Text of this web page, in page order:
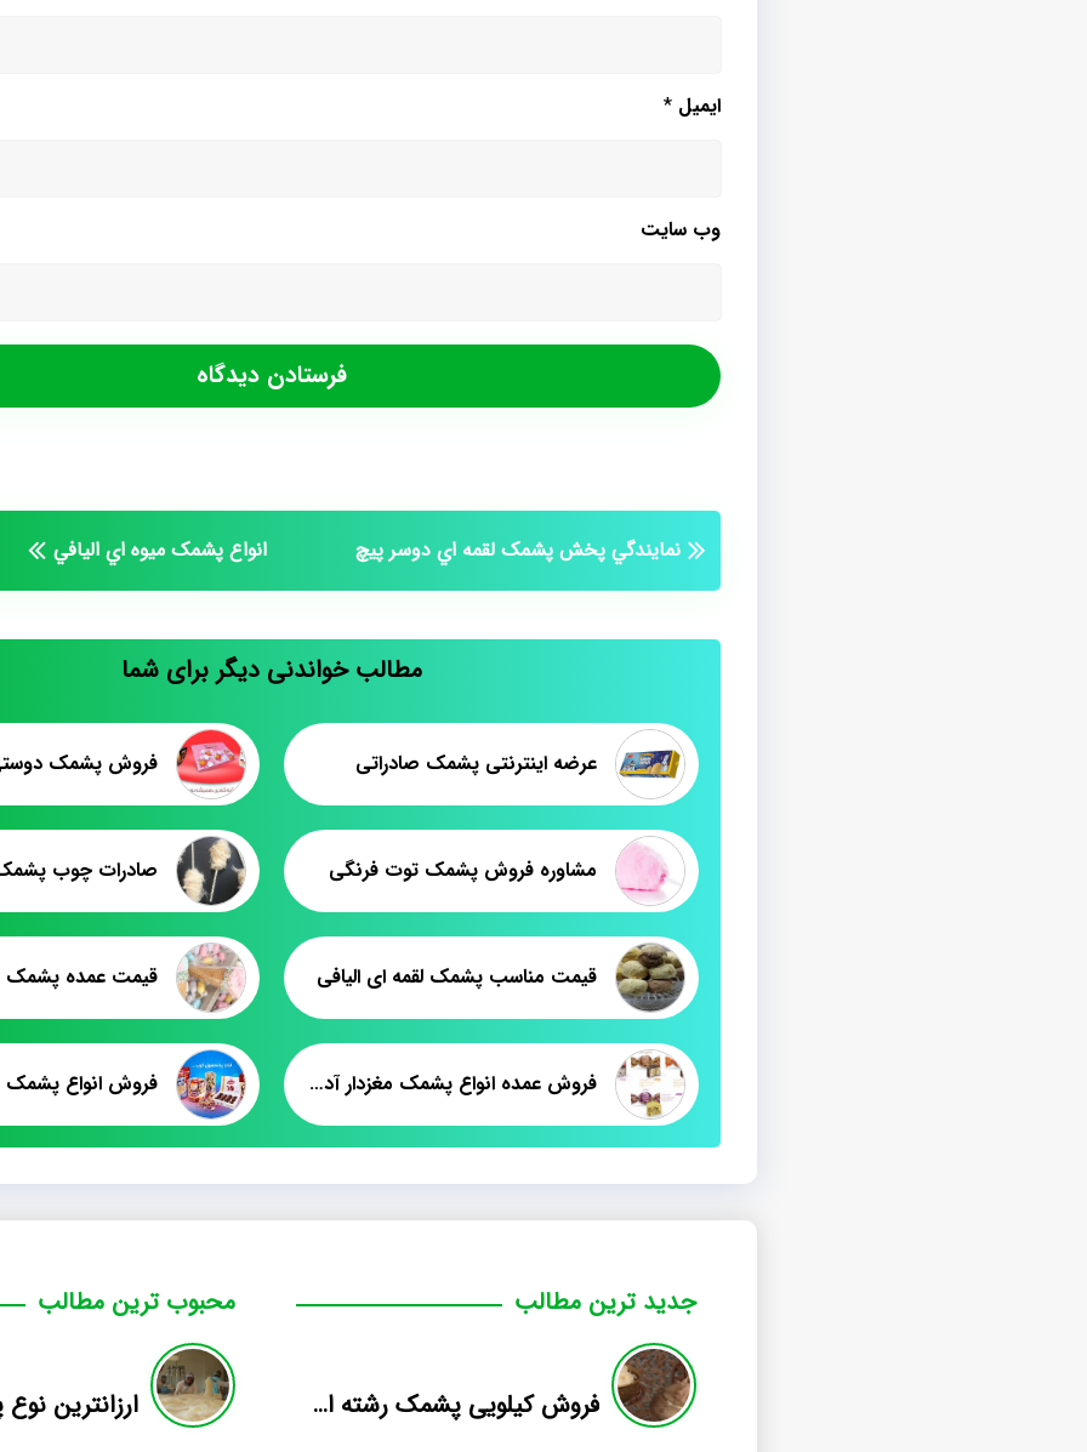
ایمیل *
وب‌ سایت
نمايندگي پخش پشمک لقمه اي دوسر پيچ انواع پشمک ميوه اي اليافي
مطالب خواندنی دیگر برای شما
عرضه اینترنتی پشمک صادراتی فروش پشمک
مشاوره فروش پشمک توت فرنگی صادرات چوب
قیمت مناسب پشمک لقمه ای الیافی
فروش عمده انواع پشمک مغزدار آدلین میوه ای
جدید ترین مطالب
فروش کیلویی پشمک رشته ای طعم دار میوه
محبوب ترین مطالب
ارزانترین نوع